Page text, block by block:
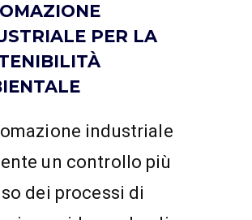
PER LA
industriale
un controllo più
dei processi di